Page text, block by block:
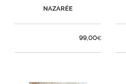
NAZARÉE
99,00€